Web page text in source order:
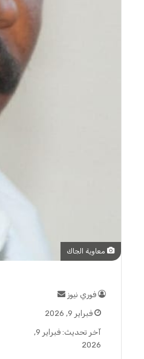
معاوية الجاك
فوري نيوز
ل
فبراير 9, 2026
آخر تحديث: فبراير 9,
2026